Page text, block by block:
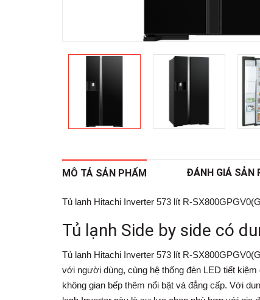
MÔ TẢ SẢN PHẨM ĐÁNH GIÁ SẢN
Tủ lạnh Hitachi Inverter 573 lít R-
Tủ lạnh Side by side có
Tủ lạnh Hitachi Inverter 573 lít R-
với người dùng, cùng hệ thống đèn LED tiết
không gian bếp thêm nổi bật và đẳng cấp. Với